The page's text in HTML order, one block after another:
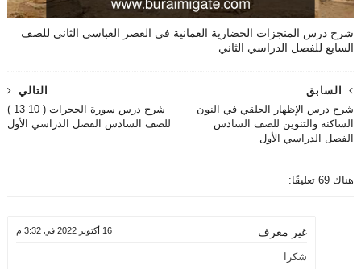
شرح درس المنجزات الحضارية العمانية في العصر العباسي الثاني للصف
السابع للفصل الدراسي الثاني
التالي
شرح درس سورة الحجرات ( 10-13 )
للصف السادس الفصل الدراسي الأول
السابق
شرح درس الإظهار الحلقي في النون
الساكنة والتنوين للصف السادس
الفصل الدراسي الأول
هناك 69 تعليقًا:
غير معرف 16 أكتوبر 2022 في 3:32 م
شكرا